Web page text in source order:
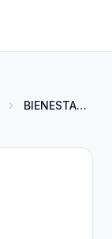
BIENESTAR LIFE